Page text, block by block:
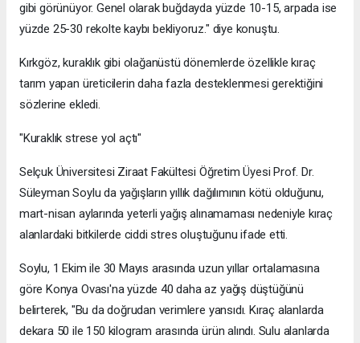
gibi görünüyor. Genel olarak buğdayda yüzde 10-15, arpada ise
yüzde 25-30 rekolte kaybı bekliyoruz." diye konuştu.
Kırkgöz, kuraklık gibi olağanüstü dönemlerde özellikle kıraç
tarım yapan üreticilerin daha fazla desteklenmesi gerektiğini
sözlerine ekledi.
"Kuraklık strese yol açtı"
Selçuk Üniversitesi Ziraat Fakültesi Öğretim Üyesi Prof. Dr.
Süleyman Soylu da yağışların yıllık dağılımının kötü olduğunu,
mart-nisan aylarında yeterli yağış alınamaması nedeniyle kıraç
alanlardaki bitkilerde ciddi stres oluştuğunu ifade etti.
Soylu, 1 Ekim ile 30 Mayıs arasında uzun yıllar ortalamasına
göre Konya Ovası'na yüzde 40 daha az yağış düştüğünü
belirterek, "Bu da doğrudan verimlere yansıdı. Kıraç alanlarda
dekara 50 ile 150 kilogram arasında ürün alındı. Sulu alanlarda